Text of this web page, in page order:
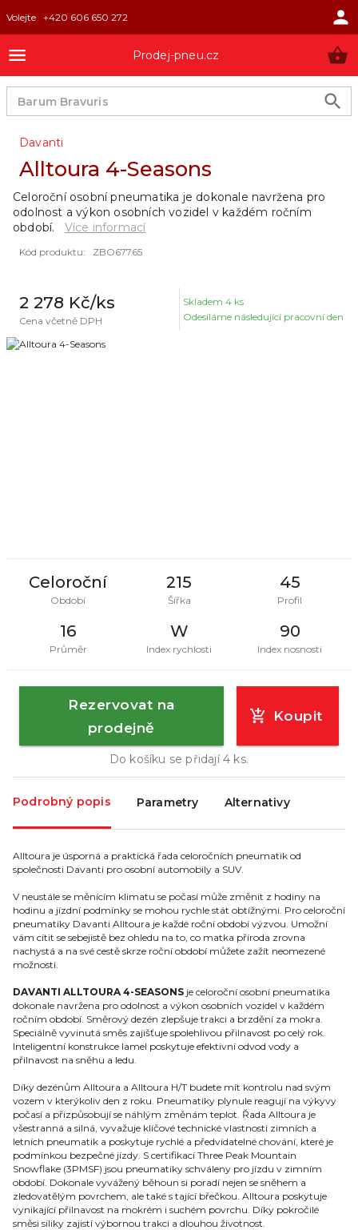
Volejte +420 606 650 272
Prodej-pneu.cz
Davanti
Alltoura 4-Seasons
Kód produktu: ZBO67765
2 278 Kč/ks
Cena včetně DPH
Skladem 4 ks
Odesíláme následující pracovní den
Celoroční
Období
215
Šířka
45
Profil
16
Průměr
W
Index rychlosti
90
Index nosnosti
Celoroční osobní pneumatika je dokonale navržena pro
odolnost a výkon osobních vozidel v každém ročním
období.
Více informací
Rezervovat na
prodejně
Koupit
Do košíku se přidají4 ks.
Podrobný popis Parametry Alternativy
Alltoura je úsporná a praktická řada celoročních pneumatik od
společnosti Davanti pro osobní automobily a SUV.
V neustále se měnícím klimatu se počasí může změnit z hodiny na
hodinu a jízdní podmínky se mohou rychle stát obtížnými. Pro celoroční
pneumatiky Davanti Alltoura je každé roční období výzvou. Umožní
vám cítit se sebejistě bez ohledu na to, co matka příroda zrovna
nachystá a na své cestě skrze roční období můžete zažít neomezené
možnosti.
DAVANTI ALLTOURA 4-SEASONS je celoroční osobní pneumatika
dokonale navržena pro odolnost a výkon osobních vozidel v každém
ročním období. Směrový dezén zlepšuje trakci a brzdění za mokra.
Speciálně vyvinutá směs zajišťuje spolehlivou přilnavost po celý rok.
Inteligentní konstrukce lamel poskytuje efektivní odvod vody a
přilnavost na sněhu a ledu.
Díky dezénům Alltoura a Alltoura H/T budete mít kontrolu nad svým
vozem v kterýkoliv den z roku. Pneumatiky plynule reagují na výkyvy
počasí a přizpůsobují se náhlým změnám teplot. Řada Alltoura je
všestranná a silná, vyvažuje klíčové technické vlastnosti zimních a
letních pneumatik a poskytuje rychlé a předvídatelné chování, které je
podmínkou bezpečné jízdy. S certifikací Three Peak Mountain
Snowflake (3PMSF) jsou pneumatiky schváleny pro jízdu v zimním
období. Dokonale vyvážený běhoun si poradí nejen se sněhem a
zledovatělým povrchem, ale také s tající břečkou. Alltoura poskytuje
vynikající přilnavost na mokrém i suchém povrchu. Díky pokročilé
směsi siliky zajistí výbornou trakci a dlouhou životnost.